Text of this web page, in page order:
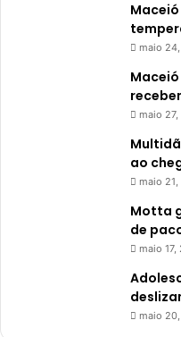
maio
maio
ao
maio
Motta
de
maio 17,
maio